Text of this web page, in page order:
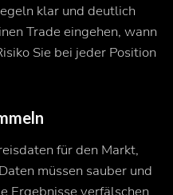
klar und deutlich
Trade eingehen, wann
Sie bei jeder Position
für den Markt,
müssen sauber und
Ergebnisse verfälschen